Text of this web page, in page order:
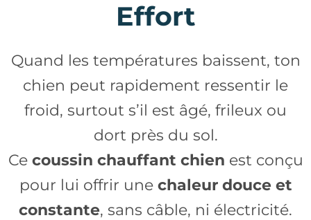
Effort
Quand les températures baissent, ton
chien peut rapidement ressentir le
froid, surtout s’il est âgé, frileux ou
dort près du sol.
Ce coussin chauffant chien est conçu
pour lui offrir une chaleur douce et
constante, sans câble, ni électricité.